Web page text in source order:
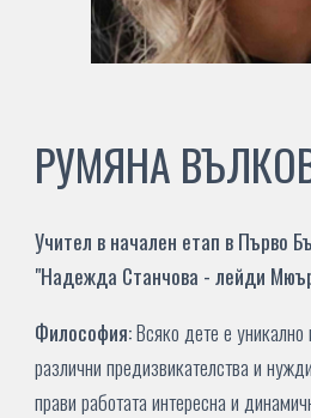
РУМЯНА
Учител в начален етап вПърво
"Надежда Станчова - лейди
Философия:Всяко дете е
различни предизвикателства и
прави работата интересна и